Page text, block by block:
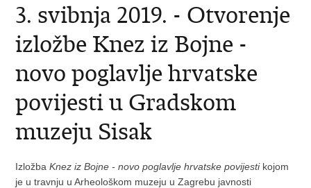
3. svibnja 2019. - Otvorenje
izložbe Knez iz Bojne -
novo poglavlje hrvatske
povijesti u Gradskom
muzeju Sisak
IzložbaKnez iz Bojne - novo poglavlje hrvatske povijesti kojom
je u travnju u Arheološkom muzeju u Zagrebu javnosti